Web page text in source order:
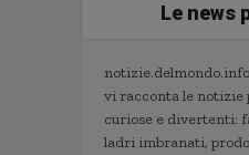
Le news
vi racconta le notizie
curiose e divertenti:
ladri imbranati,